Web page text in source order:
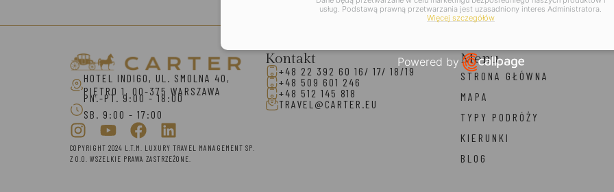
HOTEL INDIGO, UL. SMOLNA 40,
PIĘTRO 1, 00-375 WARSZAWA
PN.-PT. 9:00 - 18:00
SB. 9:00 - 17:00
COPYRIGHT 2024 L.T.M. LUXURY TRAVEL MANAGEMENT SP.
Z O.O. WSZELKIE PRAWA ZASTRZEŻONE.
Kontakt
+48 22 392 60 16/ 17/ 18/19
+48 509 601 246
+48 512 145 818
TRAVEL@CARTER.EU
Menu
STRONA GŁÓWNA
MAPA
TYPY PODRÓŻY
KIERUNKI
BLOG
usług. Podstawą prawną przetwarzania jest uzasadniony interes Administratora.
Więcej szczegółów
Powered by
Open link in new window